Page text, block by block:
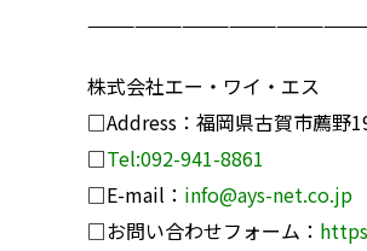
株式会社エー・ワイ・エス
□Address：福岡県古賀市薦野
□Tel:092-941-8861
□E-mail： info@ays-net.co.jp
□お問い合わせフォーム：